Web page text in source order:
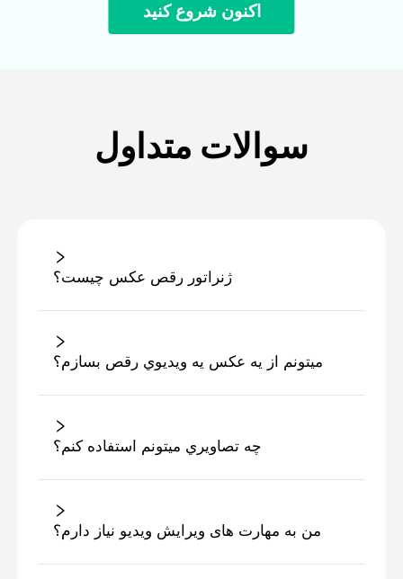
اکنون شروع کنید
سوالات متداول
ژنراتور رقص عکس چيست؟
ميتونم از يه عکس يه ويديوي رقص بسازم؟
چه تصاويري ميتونم استفاده کنم؟
من به مهارت های ویرایش ویدیو نیاز دارم؟